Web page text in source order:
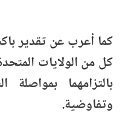
كما أعرب عن تقدير
كل من الولايات
بالتزامهما
وتفاوضية.